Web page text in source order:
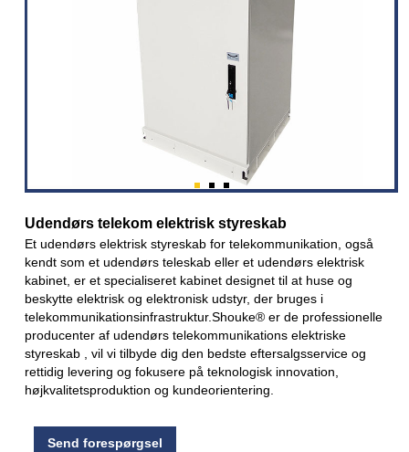
Udendørs telekom elektrisk styreskab
Et udendørs elektrisk styreskab for telekommunikation, også
kendt som et udendørs teleskab eller et udendørs elektrisk
kabinet, er et specialiseret kabinet designet til at huse og
beskytte elektrisk og elektronisk udstyr, der bruges i
telekommunikationsinfrastruktur.Shouke® er de professionelle
producenter af udendørs telekommunikations elektriske
styreskab , vil vi tilbyde dig den bedste eftersalgsservice og
rettidig levering og fokusere på teknologisk innovation,
højkvalitetsproduktion og kundeorientering.
Send forespørgsel